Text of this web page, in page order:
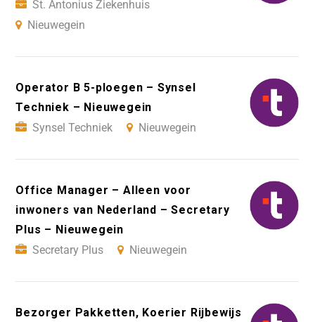
St. Antonius Ziekenhuis
Nieuwegein
Operator B 5-ploegen – Synsel
Techniek – Nieuwegein
Synsel Techniek
Nieuwegein
Office Manager – Alleen voor
inwoners van Nederland – Secretary
Plus – Nieuwegein
Secretary Plus
Nieuwegein
Bezorger Pakketten, Koerier Rijbewijs